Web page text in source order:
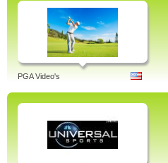
PGA Video's